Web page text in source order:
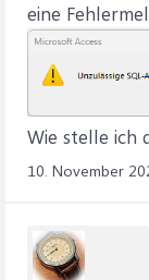
eine
Wie stelle ich
10. November